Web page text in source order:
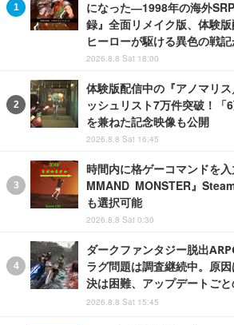
になった―1998年の海外
録』全面リメイク版、体験
ヒーローが駆ける異色の戦
2026.8.8 Sat 18:00
体験版配信中の『アノマリ
ッシュリスト7万件突破！「
を兼ねた記念映像も公開
2026.8.8 Sat 16:45
時間内に格ゲーコマンドを
MMAND MONSTER』
も選択可能
2026.8.8 Sat 0:30
ダークファンタジー脱出
ラグ問題は調査継続中。原
決は困難、アップデートご
2026.8.8 Sat 15:45